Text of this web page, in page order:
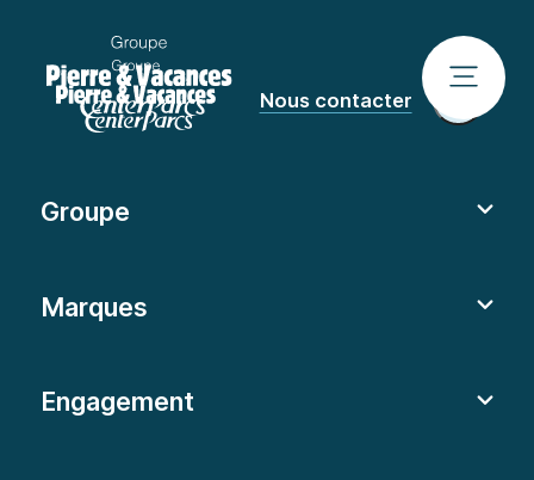
Nous contacter
Groupe
Marques
Engagement